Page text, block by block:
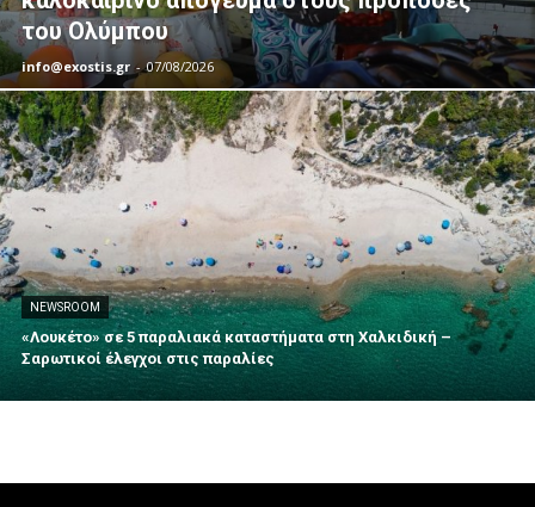
του Ολύμπου
info@exostis.gr - 07/08/2026
NEWSROOM
«Λουκέτο» σε 5 παραλιακά καταστήματα στη Χαλκιδική –
Σαρωτικοί έλεγχοι στις παραλίες